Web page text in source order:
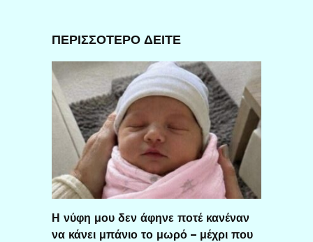
ΠΕΡΙΣΣΟΤΕΡΟ ΔΕΙΤΕ
Η νύφη μου δεν άφηνε ποτέ κανέναν
να κάνει μπάνιο το μωρό – μέχρι που